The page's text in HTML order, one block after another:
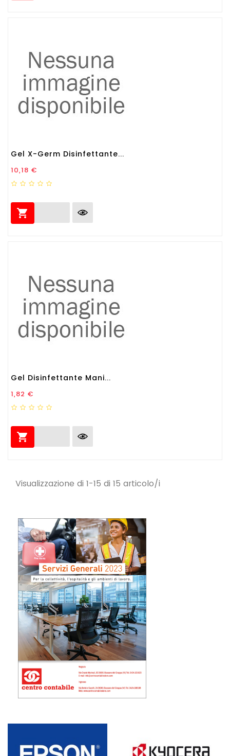
Gel X-Germ Disinfettante...
Prezzo
10,18 €

Gel Disinfettante Mani...
Prezzo
1,82 €

Visualizzazione di 1-15 di 15 articolo/i